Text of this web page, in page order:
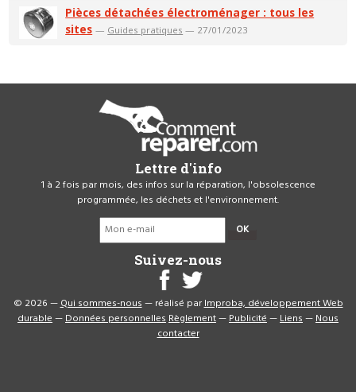
Pièces détachées électroménager : tous les
sites — Guides pratiques — 27/01/2023
Lettre d'info
1 à 2 fois par mois, des infos sur la réparation, l'obsolescence
programmée, les déchets et l'environnement.
OK
Suivez-nous
© 2026 —Qui sommes-nous— réalisé parImproba, développement Web
durable—Données personnellesRèglement—Publicité—Liens—Nous
contacter